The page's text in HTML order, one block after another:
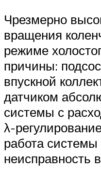
Чрезмерно
вращения
режиме
причины:
впускной
датчиком
системы с
λ-
работа системы
неисправность